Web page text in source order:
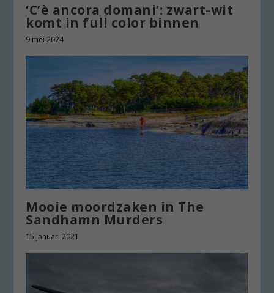
‘C’è ancora domani’: zwart-wit
komt in full color binnen
9 mei 2024
Mooie moordzaken in The
Sandhamn Murders
15 januari 2021